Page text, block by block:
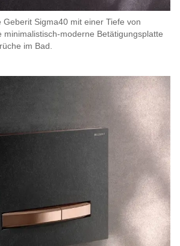
Geberit Sigma40 mit einer Tiefe von
minimalistisch-moderne Betätigungsplatte
im Bad.